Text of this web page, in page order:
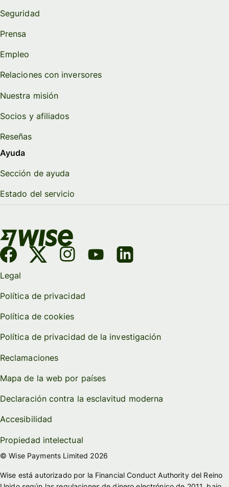
Seguridad
Prensa
Empleo
Relaciones con inversores
Nuestra misión
Socios y afiliados
Reseñas
Ayuda
Sección de ayuda
Estado del servicio
Legal
Política de privacidad
Política de cookies
Política de privacidad de la investigación
Reclamaciones
Mapa de la web por países
Declaración contra la esclavitud moderna
Accesibilidad
Propiedad intelectual
© Wise Payments Limited 2026
Wise está autorizado por la Financial Conduct Authority del Reino